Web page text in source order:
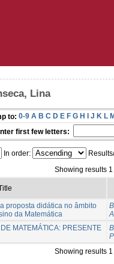
Lina
to: 0-9 A B C D E F G H I J K L
first few letters:
In order:
Showing results 1
proposta didática no âmbito
da Matemática
MATEMÁTICA: PRESENTE
Showing results 1